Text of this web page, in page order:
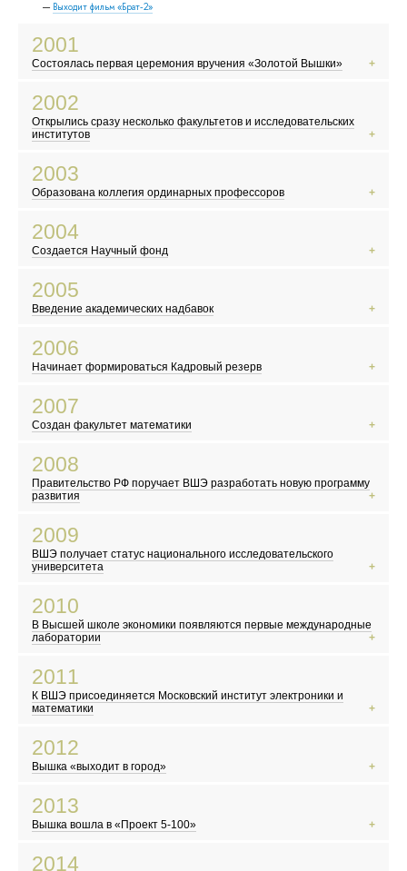
Выходит фильм «Брат-2»
2001
Состоялась первая церемония вручения «Золотой Вышки»
Произошел крупнейший теракт в США
Открылась «Википедия»
2002
Открылись сразу несколько факультетов и исследовательских
институтов
В Китае начинает распространяться атипичная пневмония
В России прошла первая после распада СССР перепись населения
2003
Образована коллегия ординарных профессоров
Российский математик Григорий Перельман доказал гипотезу Паункаре
В России празднуют 300-летие Санкт-Петербурга
2004
Создается Научный фонд
Разрушительное цунами в Индийском океане
Марк Цукерберг и его друзья основали Facebook
2005
Введение академических надбавок
Скандал с карикатурами на пророка Мухаммеда в Дании
В Москве прошел «Русский марш»
2006
Начинает формироваться Кадровый резерв
Плутон перестал считаться планетой
Выходит фильм по роману Дэна Брауна «Код да Винчи»
2007
Создан факультет математики
В России начали выплачивать «материнский капитал»
Объединение Русской Православной Церкви Заграницей и РПЦ
2008
Правительство РФ поручает ВШЭ разработать новую программу
развития
Первый запуск Большого адронного коллайдера
Сомалийские пираты заявляют о себе
2009
ВШЭ получает статус национального исследовательского
университета
В Москве закрыли Черкизовский рынок
Конкурс «Евровидение» впервые прошел в Москве
2010
В Высшей школе экономики появляются первые международные
лаборатории
В России становится заметным волонтерское движение
Выходит первый сезон сериала «Шерлок»
2011
К ВШЭ присоединяется Московский институт электроники и
математики
Волна протестов и восстаний в арабском мире
Вышел сериал «Игра престолов»
2012
Вышка «выходит в город»
Территория Москвы официально увеличилась в 2,5 раза
«Gangnam Style» стал самым популярным видео на YouTube
2013
Вышка вошла в «Проект 5-100»
2014